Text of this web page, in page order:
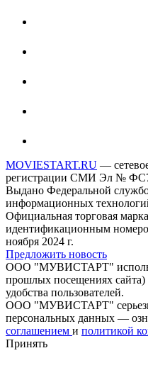
MOVIESTART.RU —
регистрации СМИ Эл №
Выдано Федеральной
информационных
Официальная торговая
идентификационным
ноября 2024 г.
Предложить новость
ООО "МУВИСТАРТ"
прошлых посещениях сайта)
удобства пользователей.
ООО "МУВИСТАРТ"
персональных данных —
соглашением и политикой
Принять